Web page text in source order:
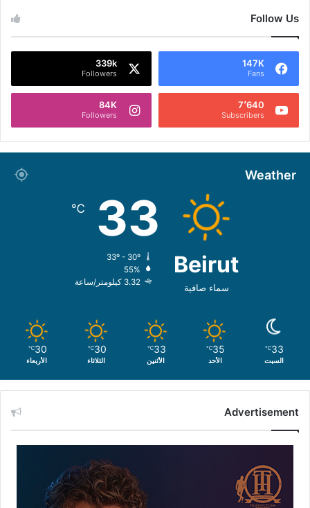
Follow Us
147K
Fans
339k
Followers
7٬640
Subscribers
84K
Followers
Weather
Beirut
سماء صافية
33
℃
55%
3.32 كيلومتر/ساعة
33
℃
السبت
35
℃
الأحد
33
℃
الأثنين
30
℃
الثلاثاء
30
℃
الأربعاء
Advertisement